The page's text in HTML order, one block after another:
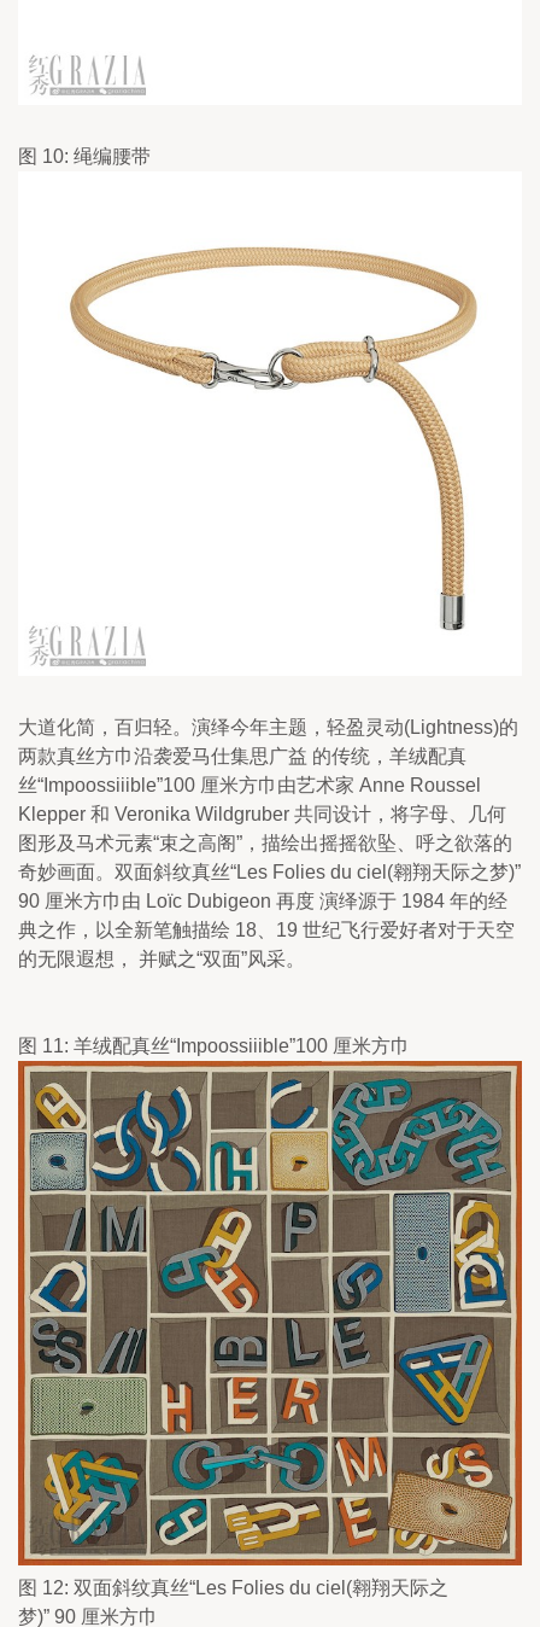
图 10: 绳编腰带
大道化简，百归轻。演绎今年主题，轻盈灵动(Lightness)的
两款真丝方巾沿袭爱马仕集思广益 的传统，羊绒配真
丝“Impoossiiible”100 厘米方巾由艺术家 Anne Roussel
Klepper 和 Veronika Wildgruber 共同设计，将字母、几何
图形及马术元素“束之高阁”，描绘出摇摇欲坠、呼之欲落的
奇妙画面。双面斜纹真丝“Les Folies du ciel(翱翔天际之梦)”
90 厘米方巾由 Loïc Dubigeon 再度 演绎源于 1984 年的经
典之作，以全新笔触描绘 18、19 世纪飞行爱好者对于天空
的无限遐想， 并赋之“双面”风采。
图 11: 羊绒配真丝“Impoossiiible”100 厘米方巾
图 12: 双面斜纹真丝“Les Folies du ciel(翱翔天际之
梦)” 90 厘米方巾